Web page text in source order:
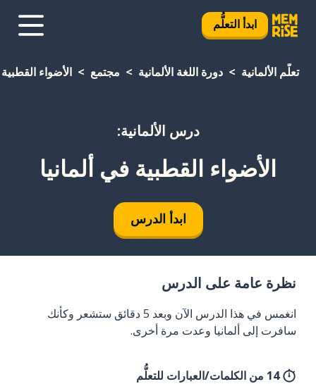
ابدأ التعلُّم
تعلَّم الألمانية دورة اللغة الألمانية مجتمع الأضواء
درس الألمانية:
الأضواء القطبية في ألمانيا
ابدأ الدرس
نظرة عامة على الدرس
انغمس في هذا الدرس الآن وبعد 5 دقائق ستشعر وكأنك
سافرت إلى ألمانيا وعدت مرة أخرى.
14 من الكلمات/العبارات للتعلُّم